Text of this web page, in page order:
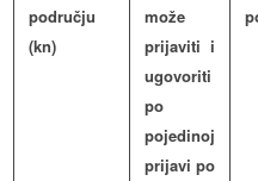
području
(kn)
može
prijaviti i
ugovoriti
po
pojedinoj
prijavi po